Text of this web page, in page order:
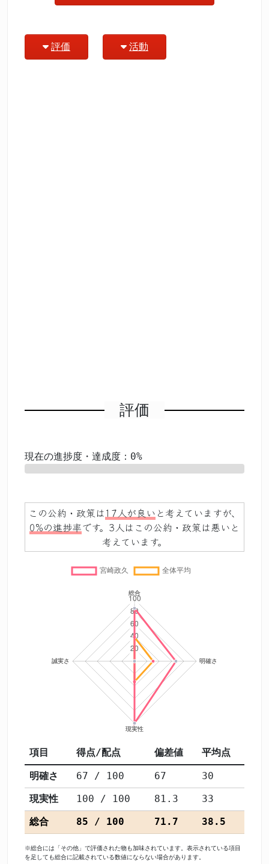
評価 活動
評価
現在の進捗度・達成度：0%
この公約・政策は17人が良い と考えていますが、
0%の進捗率です。3人はこの公約・政策は悪いと
考えています。
項目 得点/配点 偏差値 平均点
明確さ 67 / 100 67
30
現実性
100 / 100 81.3
33
総合
85 / 100 71.7 38.5
※総合には「その他」で評価された物も加味されています。表示されている項目
を足しても総合に記載されている数値にならない場合があります。